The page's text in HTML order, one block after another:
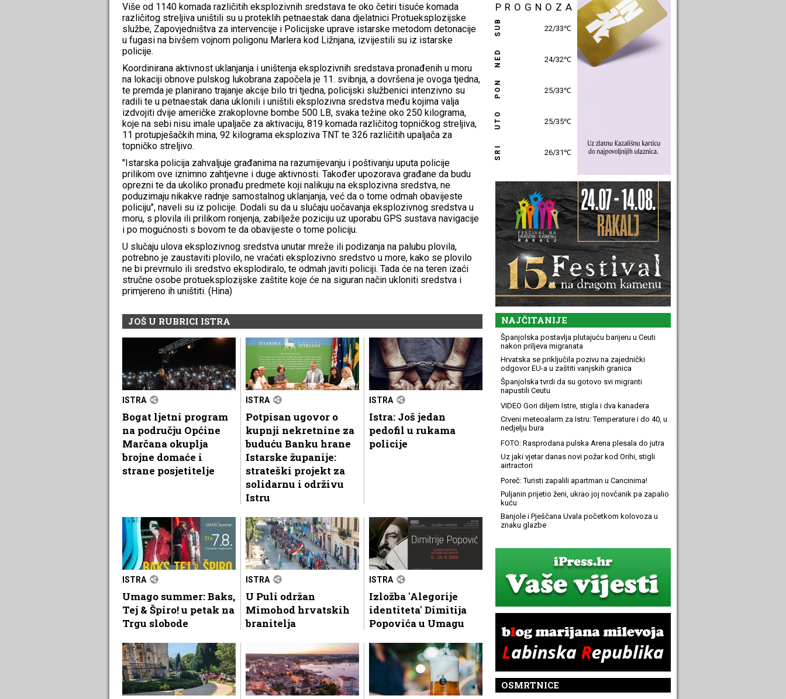
Više od 1140 komada različitih eksplozivnih sredstava te oko četiri tisuće komada
različitog streljiva uništili su u proteklih petnaestak dana djelatnici Protueksplozijske
službe, Zapovjedništva za intervencije i Policijske uprave istarske metodom detonacije
u fugasi na bivšem vojnom poligonu Marlera kod Ližnjana, izvijestili su iz istarske
policije.
Koordinirana aktivnost uklanjanja i uništenja eksplozivnih sredstava pronađenih u moru
na lokaciji obnove pulskog lukobrana započela je 11. svibnja, a dovršena je ovoga tjedna,
te premda je planirano trajanje akcije bilo tri tjedna, policijski službenici intenzivno su
radili te u petnaestak dana uklonili i uništili eksplozivna sredstva među kojima valja
izdvojiti dvije američke zrakoplovne bombe 500 LB, svaka težine oko 250 kilograma,
koje na sebi nisu imale upaljače za aktivaciju, 819 komada različitog topničkog streljiva,
11 protupješačkih mina, 92 kilograma eksploziva TNT te 326 različitih upaljača za
topničko streljivo.
"Istarska policija zahvaljuje građanima na razumijevanju i poštivanju uputa policije
prilikom ove iznimno zahtjevne i duge aktivnosti. Također upozorava građane da budu
oprezni te da ukoliko pronađu predmete koji nalikuju na eksplozivna sredstva, ne
poduzimaju nikakve radnje samostalnog uklanjanja, već da o tome odmah obavijeste
policiju", naveli su iz policije. Dodali su da u slučaju uočavanja eksplozivnog sredstva u
moru, s plovila ili prilikom ronjenja, zabilježe poziciju uz uporabu GPS sustava navigacije
i po mogućnosti s bovom te da obavijeste o tome policiju.
U slučaju ulova eksplozivnog sredstva unutar mreže ili podizanja na palubu plovila,
potrebno je zaustaviti plovilo, ne vraćati eksplozivno sredstvo u more, kako se plovilo
ne bi prevrnulo ili sredstvo eksplodiralo, te odmah javiti policiji. Tada će na teren izaći
stručne osobe protueksplozijske zaštite koje će na siguran način ukloniti sredstva i
primjereno ih uništiti. (Hina)
JOŠ U RUBRICI ISTRA
ISTRA
Bogat ljetni program
na području Općine
Marčana okuplja
brojne domaće i
strane posjetitelje
ISTRA
Potpisan ugovor o
kupnji nekretnine za
buduću Banku hrane
Istarske županije:
strateški projekt za
solidarnu i održivu
Istru
ISTRA
Istra: Još jedan
pedofil u rukama
policije
ISTRA
Umago summer: Baks,
Tej & Špiro! u petak na
Trgu slobode
ISTRA
U Puli održan
Mimohod hrvatskih
branitelja
ISTRA
Izložba 'Alegorije
identiteta' Dimitija
Popovića u Umagu
PROGNOZA
SUB 25/31℃
NED 25/31℃
PON 26/32℃
UTO 26/32℃
SRI 27/32℃
NAJČITANIJE
Španjolska postavlja plutajuću barijeru u Ceuti
nakon priljeva migranata
Hrvatska se priključila pozivu na zajednički
odgovor EU-a u zaštiti vanjskih granica
Španjolska tvrdi da su gotovo svi migranti
napustili Ceutu
VIDEO Gori diljem Istre, stigla i dva kanadera
Crveni meteoalarm za Istru: Temperature i do 40, u
nedjelju bura
FOTO: Rasprodana pulska Arena plesala do jutra
Uz jaki vjetar danas novi požar kod Orihi, stigli
airtractori
Poreč: Turisti zapalili apartman u Cancinima!
Puljanin prijetio ženi, ukrao joj novčanik pa zapalio
kuću
Banjole i Pješčana Uvala početkom kolovoza u
znaku glazbe
OSMRTNICE